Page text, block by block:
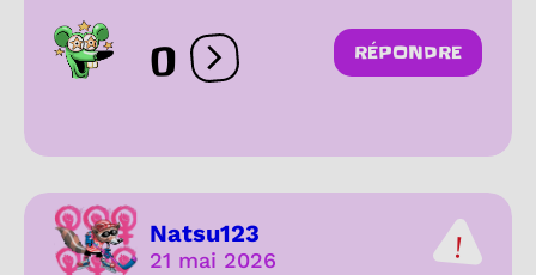
0 Ouvrir les réactions
RÉPONDRE
Natsu123
21 mai 2026